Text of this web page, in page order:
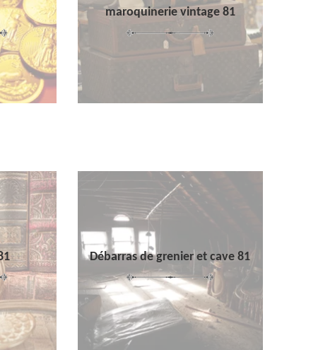
maroquinerie vintage 81
Débarras de grenier et cave 81